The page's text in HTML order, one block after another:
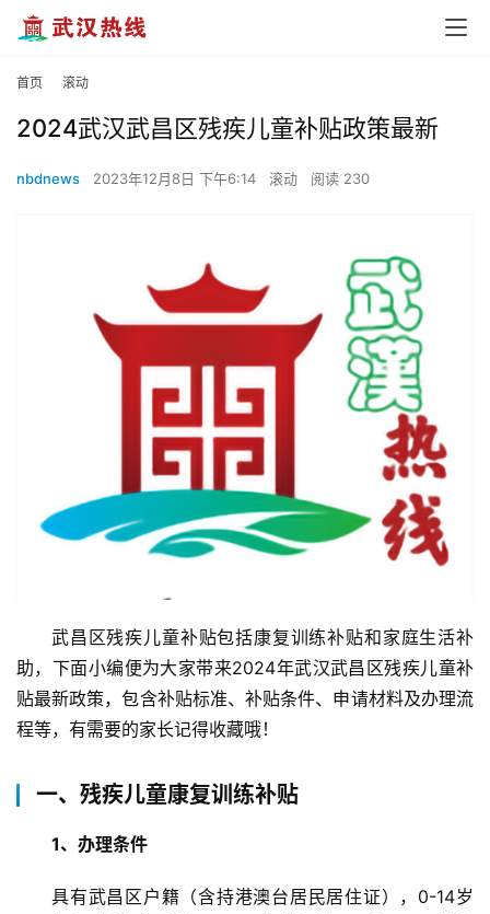
首页 滚动
2024武汉武昌区残疾儿童补贴政策最新
nbdnews 2023年12月8日 下午6:14 滚动 阅读 230
武昌区残疾儿童补贴包括康复训练补贴和家庭生活补
助，下面小编便为大家带来2024年武汉武昌区残疾儿童补
贴最新政策，包含补贴标准、补贴条件、申请材料及办理流
程等，有需要的家长记得收藏哦！
一、残疾儿童康复训练补贴
1、办理条件
具有武昌区户籍（含持港澳台居民居住证），0-14岁